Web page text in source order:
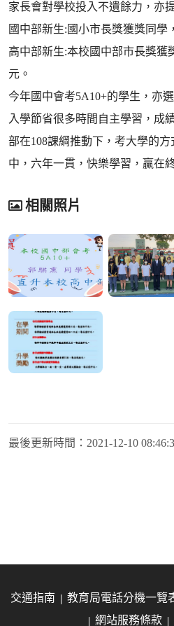
家長會對學校投入不遺餘力，亦
國中部新生:國小市長獎獲獎同學
高中部新生:本校國中部市長獎獲
元。
今年國中會考5A10+的學生，亦
入學節省很多時間自主學習，成
部在108課綱推動下，考大學的
中，六年一貫，快樂學習，贏在
相關照片
最後更新時間： 2021-12-10
交通指南 教育局電話分機一覽
網站服務條款